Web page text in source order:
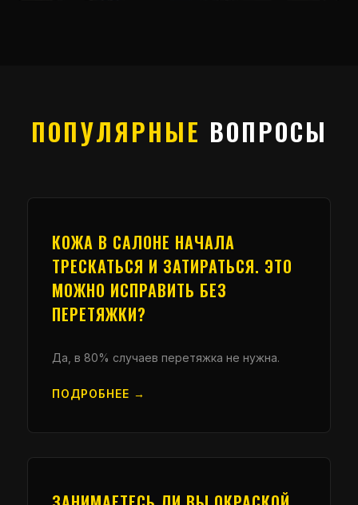
ПОПУЛЯРНЫЕ ВОПРОСЫ
КОЖА В САЛОНЕ НАЧАЛА
ТРЕСКАТЬСЯ И ЗАТИРАТЬСЯ. ЭТО
МОЖНО ИСПРАВИТЬ БЕЗ
ПЕРЕТЯЖКИ?
Да, в 80% случаев перетяжка не нужна.
ПОДРОБНЕЕ →